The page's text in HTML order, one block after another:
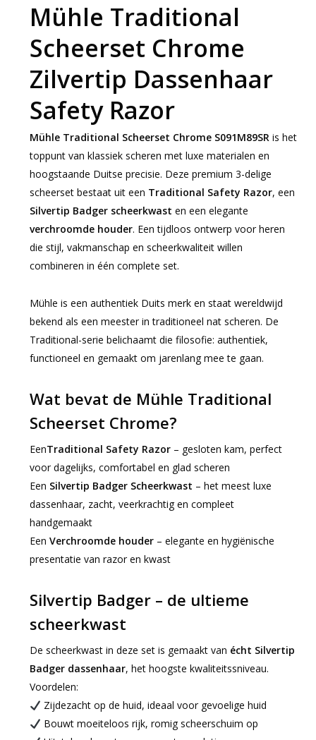
Mühle Traditional
Scheerset Chrome
Zilvertip Dassenhaar
Safety Razor
Mühle Traditional Scheerset Chrome S091M89SRis het
toppunt van klassiek scheren met luxe materialen en
hoogstaande Duitse precisie. Deze premium 3-delige
scheerset bestaat uit een Traditional Safety Razor, een
Silvertip Badger scheerkwast en een elegante
verchroomde houder. Een tijdloos ontwerp voor heren
die stijl, vakmanschap en scheerkwaliteit willen
combineren in één complete set.
Mühle is een authentiek Duits merk en staat wereldwijd
bekend als een meester in traditioneel nat scheren. De
Traditional-serie belichaamt die filosofie: authentiek,
functioneel en gemaakt om jarenlang mee te gaan.
Wat bevat de Mühle Traditional
Scheerset Chrome?
EenTraditional Safety Razor– gesloten kam, perfect
voor dagelijks, comfortabel en glad scheren
Een Silvertip Badger Scheerkwast – het meest luxe
dassenhaar, zacht, veerkrachtig en compleet
handgemaakt
Een Verchroomde houder– elegante en hygiënische
presentatie van razor en kwast
Silvertip Badger – de ultieme
scheerkwast
De scheerkwast in deze set is gemaakt van écht Silvertip
Badger dassenhaar, het hoogste kwaliteitssniveau.
Voordelen:
Zijdezacht op de huid, ideaal voor gevoelige huid
Bouwt moeiteloos rijk, romig scheerschuim op